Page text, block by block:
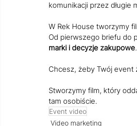
komunikacji przez długie
W Rek House tworzymy
Od pierwszego briefu do
marki i decyzje zakupowe.
Chcesz, żeby Twój event
Stworzymy film, który
tam osobiście.
Event video
Video marketing